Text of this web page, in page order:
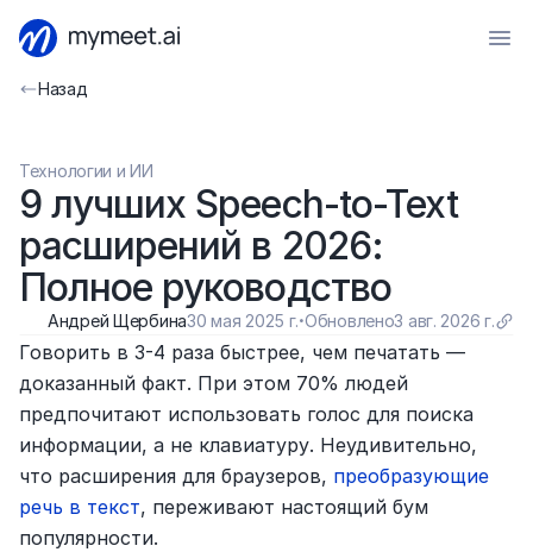
Назад
Технологии и ИИ
9 лучших Speech-to-Text
расширений в 2026:
Полное руководство
Андрей Щербина30 мая 2025 г.·Обновлено3 авг. 2026 г.
Говорить в 3-4 раза быстрее, чем печатать —
доказанный факт. При этом 70% людей
предпочитают использовать голос для поиска
информации, а не клавиатуру. Неудивительно,
что расширения для браузеров, преобразующие
речь в текст, переживают настоящий бум
популярности.